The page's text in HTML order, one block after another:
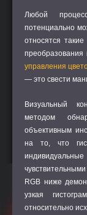
Любой
потенциально
относятся
управления
— это свести
Визуальный
методом
объективным
на то, что
RGB ниже
узкая
относительно